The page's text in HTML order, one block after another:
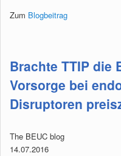
Zum Blogbeitrag
Brachte TTIP die
Vorsorge bei
Disruptoren
The BEUC blog
14.07.2016